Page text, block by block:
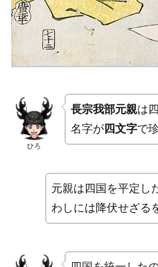
ひろ
長宗我部元親は
名字が四文字で
元親は四国を平定し
わしには降伏せざる